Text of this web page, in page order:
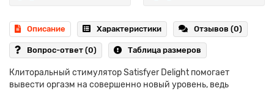
Описание Характеристики Отзывов (0)
Вопрос-ответ (0) Таблица размеров
Клиторальный стимулятор Satisfyer Delight помогает
вывести оргазм на совершенно новый уровень, ведь